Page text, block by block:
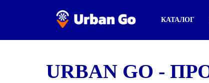
КАТАЛОГ
URBAN GO -